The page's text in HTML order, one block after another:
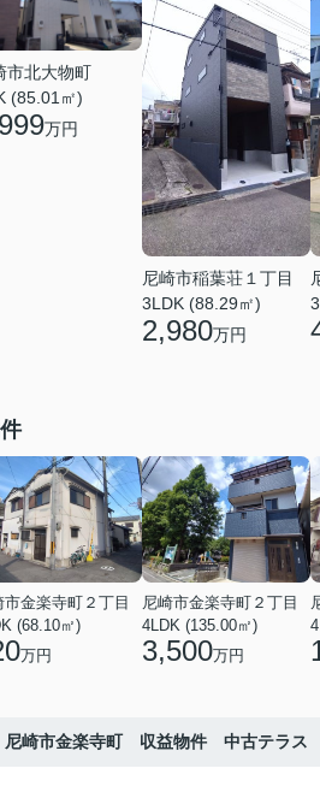
市北大物町
(85.01㎡)
万円
尼崎市稲葉荘１丁目
3LDK (88.29㎡)
2,980万円
市金楽寺町２丁目
(68.10㎡)
万円
尼崎市金楽寺町２丁目
4LDK (135.00㎡)
3,500万円
尼崎市金楽寺町 収益物件 中古テラス